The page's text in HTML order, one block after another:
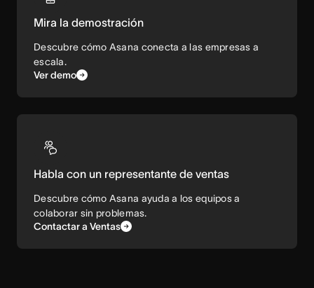
Mira la demostración
Descubre cómo Asana conecta a las empresas a
escala.
Ver demo
Habla con un representante de ventas
Descubre cómo Asana ayuda a los equipos a
colaborar sin problemas.
Contactar a Ventas